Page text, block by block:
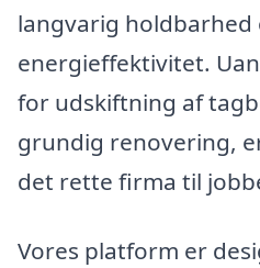
langvarig
energieffektivitet.
for udskiftning af
grundig renovering,
det rette firma til
Vores platform er